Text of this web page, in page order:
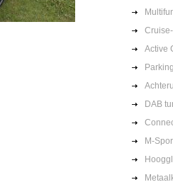
Active
DAB
M-